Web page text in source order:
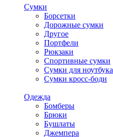
Сумки
Борсетки
Дорожные сумки
Другое
Портфели
Рюкзаки
Спортивные сумки
Сумки для ноутбука
Сумки кросс-боди
Одежда
Бомберы
Брюки
Бушлаты
Джемпера